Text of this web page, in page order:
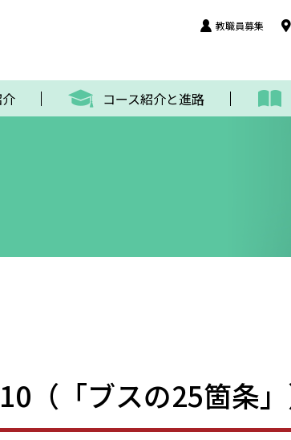
教職員募集
コース紹介と進路
「ブスの25箇条」